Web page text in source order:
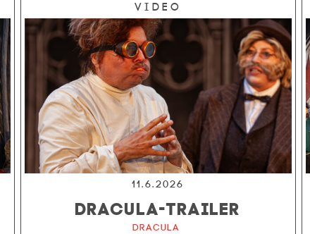
Video
11.6.2026
DRACULA-TRAILER
Dracula